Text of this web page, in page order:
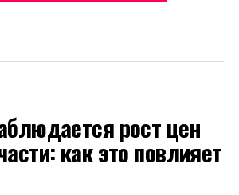
рост цен
как это повлияет